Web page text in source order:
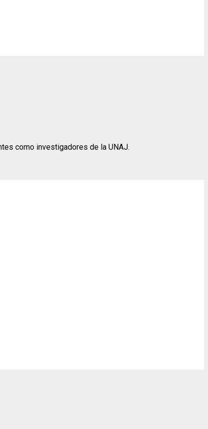
como investigadores de la UNAJ.